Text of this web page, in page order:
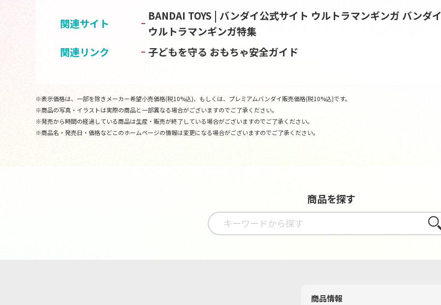
関連サイト
BANDAI TOYS | バンダイ公式サイト ウルトラマンギンガ バンダ
ウルトラマンギンガ特集
関連リンク
子どもを守る おもちゃ安全ガイド
※表示価格は、一部を除きメーカー希望小売価格(税10%込)、もしくは、プレミアムバンダイ販売価格(税10%込)です。
※商品の写真・イラストは実際の商品と一部異なる場合がございますのでご了承ください。
※発売から時間の経過している商品は生産・販売が終了している場合がございますのでご了承ください。
※商品名・発売日・価格などこのホームページの情報は変更になる場合がございますのでご了承ください。
商品を探す
さが
商品情報